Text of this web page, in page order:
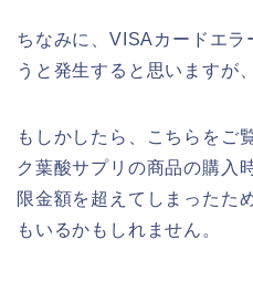
ちなみに、VISAカードエ
うと発生すると思いますが
もしかしたら、こちらをご
ク葉酸サプリの商品の購入
限金額を超えてしまったた
もいるかもしれません。